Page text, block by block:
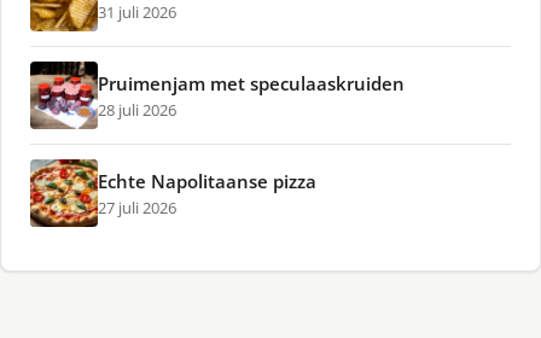
31 juli 2026
Pruimenjam met speculaaskruiden
28 juli 2026
Echte Napolitaanse pizza
27 juli 2026